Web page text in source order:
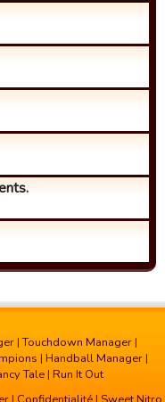
|Touchdown Manager |
| Handball Manager |
Tale | Run It Out